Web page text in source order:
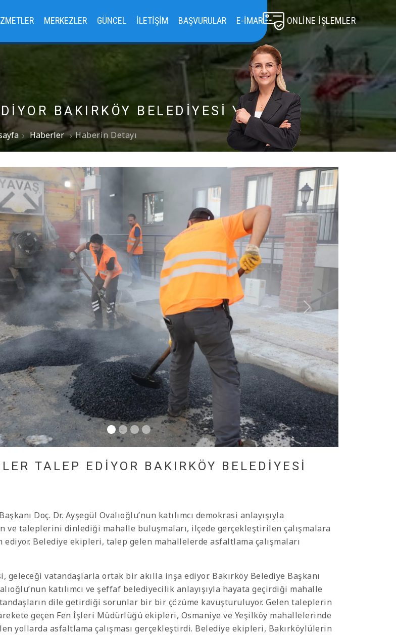
MERKEZLER GÜNCEL İLETIŞIM BAŞVURULAR E-İMAR ONLINE İŞLEMLER
BAKIRKÖY BELEDİYESİ YAPIYOR
Haberler Haberin Detayı
TALEP EDİYOR BAKIRKÖY BELEDİYESİ
Doç. Dr. Ayşegül Ovalıoğlu’nun katılımcı demokrasi anlayışıyla
ve taleplerini dinlediği mahalle buluşmaları, ilçede gerçekleştirilen çalışmalara
ediyor. Belediye ekipleri, talep gelen mahallelerde asfaltlama çalışmaları
geleceği vatandaşlarla ortak bir akılla inşa ediyor. Bakırköy Belediye Başkanı
katılımcı ve şeffaf belediyecilik anlayışıyla hayata geçirdiği mahalle
dile getirdiği sorunlar bir bir çözüme kavuşturuluyor. Gelen taleplerin
geçen Fen İşleri Müdürlüğü ekipleri, Osmaniye ve Yeşilköy mahallelerinde
yollarda asfaltlama çalışması gerçekleştirdi. Belediye ekipleri, Bakırköylülerin